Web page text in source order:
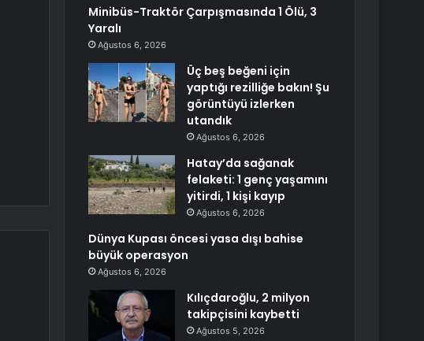
Minibüs-Traktör Çarpışmasında 1 Ölü, 3
Yaralı
Ağustos 6, 2026
Üç beş beğeni için
yaptığı rezilliğe bakın! Şu
görüntüyü izlerken
utandık
Ağustos 6, 2026
Hatay’da sağanak
felaketi: 1 genç yaşamını
yitirdi, 1 kişi kayıp
Ağustos 6, 2026
Dünya Kupası öncesi yasa dışı bahise
büyük operasyon
Ağustos 6, 2026
Kılıçdaroğlu, 2 milyon
takipçisini kaybetti
Ağustos 5, 2026